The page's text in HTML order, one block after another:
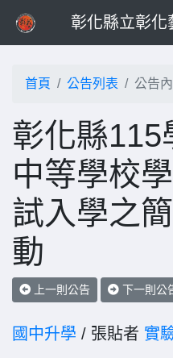
彰化縣立彰化
首頁 公告列表 公告
彰化縣115
中等學校
試入學之
動
上一則公告 下一則公
國中升學 / 張貼者 實